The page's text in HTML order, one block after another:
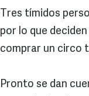
Tres tímidos
por lo que
comprar un circo
Pronto se dan